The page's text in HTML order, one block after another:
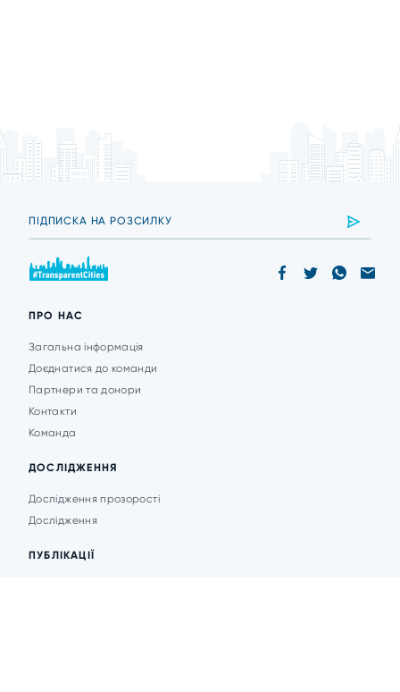
ПРО НАС
Загальна інформація
Доєднатися до команди
Партнери та донори
Контакти
Команда
ДОСЛІДЖЕННЯ
Дослідження прозорості
Дослідження
ПУБЛІКАЦІЇ